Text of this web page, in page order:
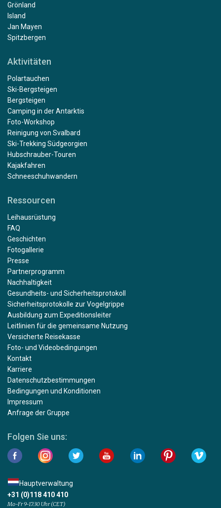
Grönland
Island
Jan Mayen
Spitzbergen
Aktivitäten
Polartauchen
Ski-Bergsteigen
Bergsteigen
Camping in der Antarktis
Foto-Workshop
Reinigung von Svalbard
Ski-Trekking Südgeorgien
Hubschrauber-Touren
Kajakfahren
Schneeschuhwandern
Ressourcen
Leihausrüstung
FAQ
Geschichten
Fotogallerie
Presse
Partnerprogramm
Nachhaltigkeit
Gesundheits- und Sicherheitsprotokoll
Sicherheitsprotokolle zur Vogelgrippe
Ausbildung zum Expeditionsleiter
Leitlinien für die gemeinsame Nutzung
Versicherte Reisekasse
Foto- und Videobedingungen
Kontakt
Karriere
Datenschutzbestimmungen
Bedingungen und Konditionen
Impressum
Anfrage der Gruppe
Folgen Sie uns:
Hauptverwaltung
+31 (0)118 410 410
Mo-Fr 9-17:30 Uhr (CET)